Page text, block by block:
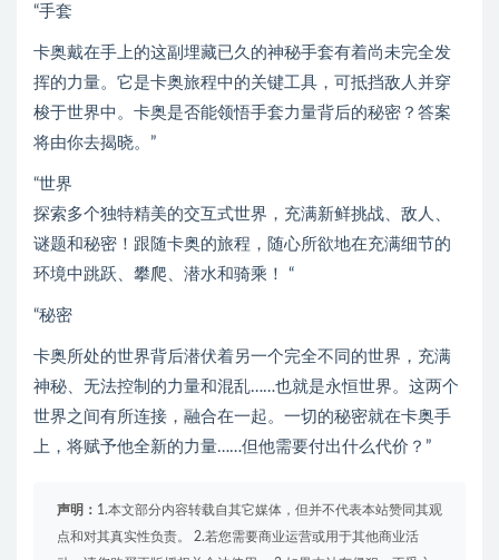
“手套
卡奥戴在手上的这副埋藏已久的神秘手套有着尚未完全发
挥的力量。它是卡奥旅程中的关键工具，可抵挡敌人并穿
梭于世界中。卡奥是否能领悟手套力量背后的秘密？答案
将由你去揭晓。”
“世界
探索多个独特精美的交互式世界，充满新鲜挑战、敌人、
谜题和秘密！跟随卡奥的旅程，随心所欲地在充满细节的
环境中跳跃、攀爬、潜水和骑乘！ “
“秘密
卡奥所处的世界背后潜伏着另一个完全不同的世界，充满
神秘、无法控制的力量和混乱……也就是永恒世界。这两个
世界之间有所连接，融合在一起。一切的秘密就在卡奥手
上，将赋予他全新的力量……但他需要付出什么代价？”
声明： 1.本文部分内容转载自其它媒体，但并不代表本站赞同其观
点和对其真实性负责。 2.若您需要商业运营或用于其他商业活